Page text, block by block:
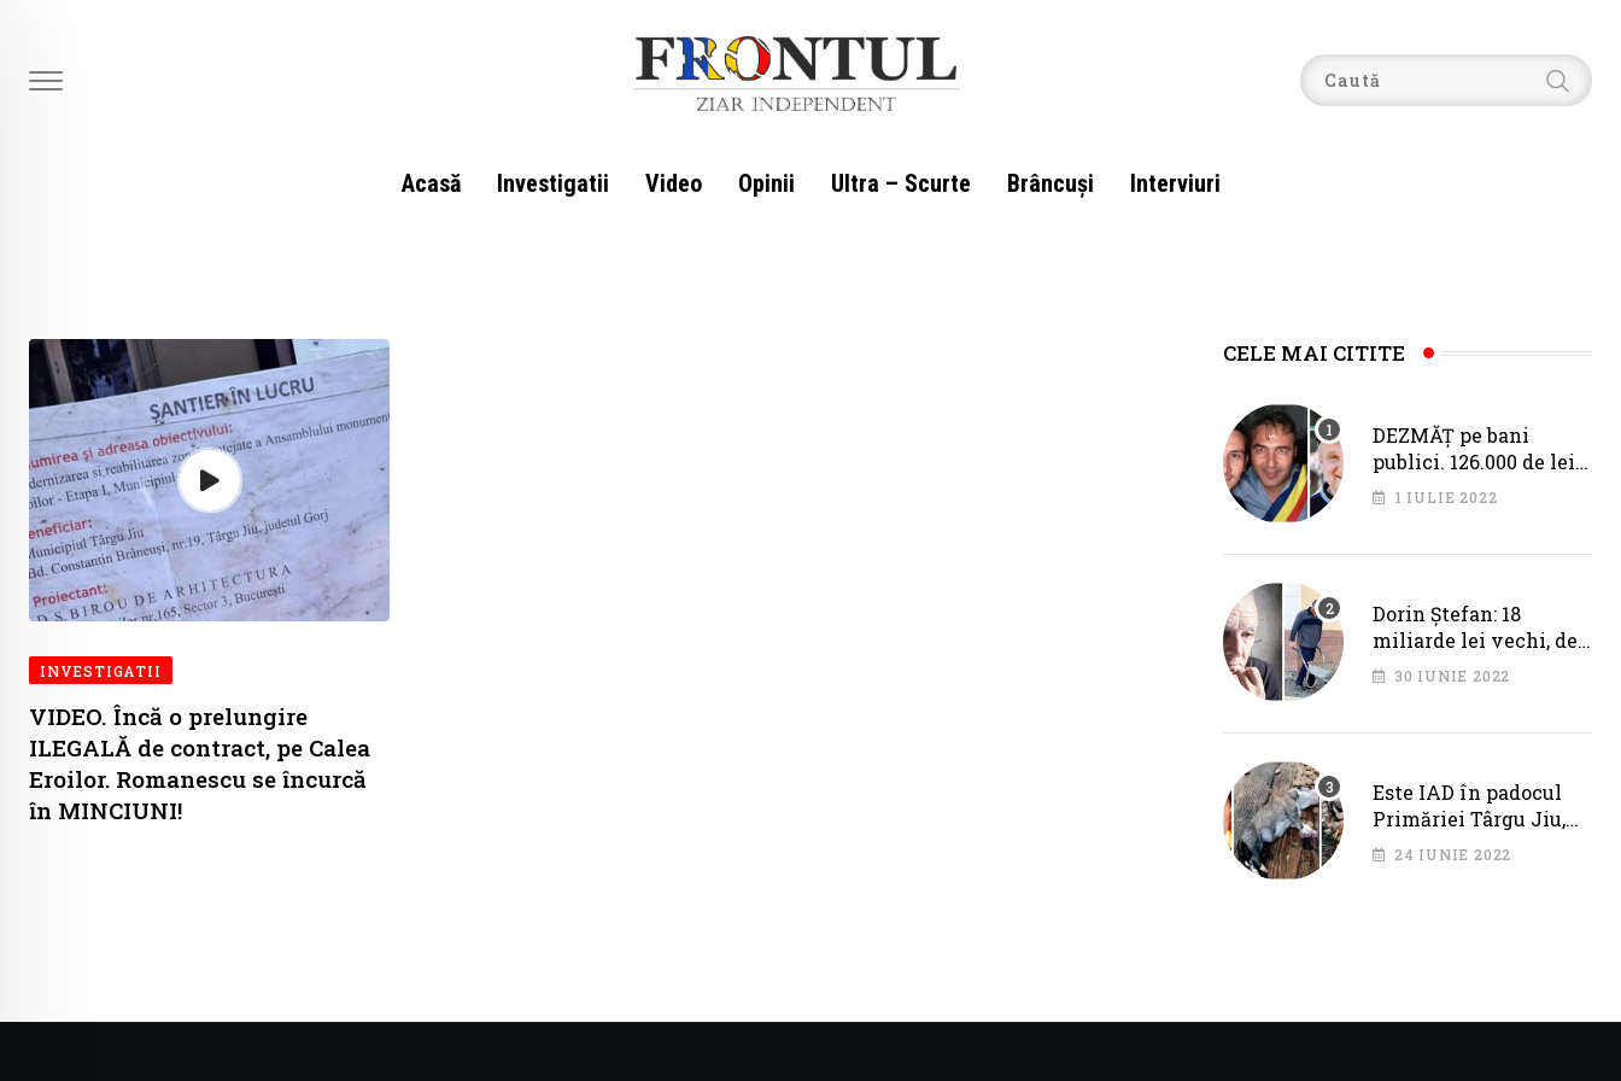
content
Acasă Investigatii Video Opinii Ultra – Scurte Brâncuşi Interviuri
INVESTIGATII
VIDEO. Încă o prelungire
ILEGALĂ de contract, pe Calea
Eroilor. Romanescu se încurcă
în MINCIUNI!
CELE MAI CITITE
DEZMĂȚ pe bani
publici. 126.000 de lei
pentru Fîciu și Băloi,
1 IULIE 2022
Dorin Ștefan: 18
miliarde lei vechi, de
la Primăria Târgu Jiu.
30 IUNIE 2022
Este IAD în padocul
Primăriei Târgu Jiu,
dar IPJ Gorj spune
24 IUNIE 2022